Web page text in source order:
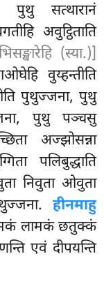
पुथु सत्थारानं
अवुट्ठिताति
(स्या.)]
वुय्हन्तीति
पुथुज्जना, पुथु
पुथु पञ्चसु
अज्झोसन्ना
पलिबुद्धाति
निवुता ओवुता
हीनमाहु
लामकंछतुक्कं
एवं दीपयन्ति